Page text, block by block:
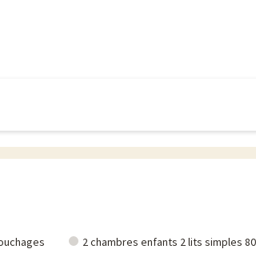
2 chambres enfants 2 lits simples